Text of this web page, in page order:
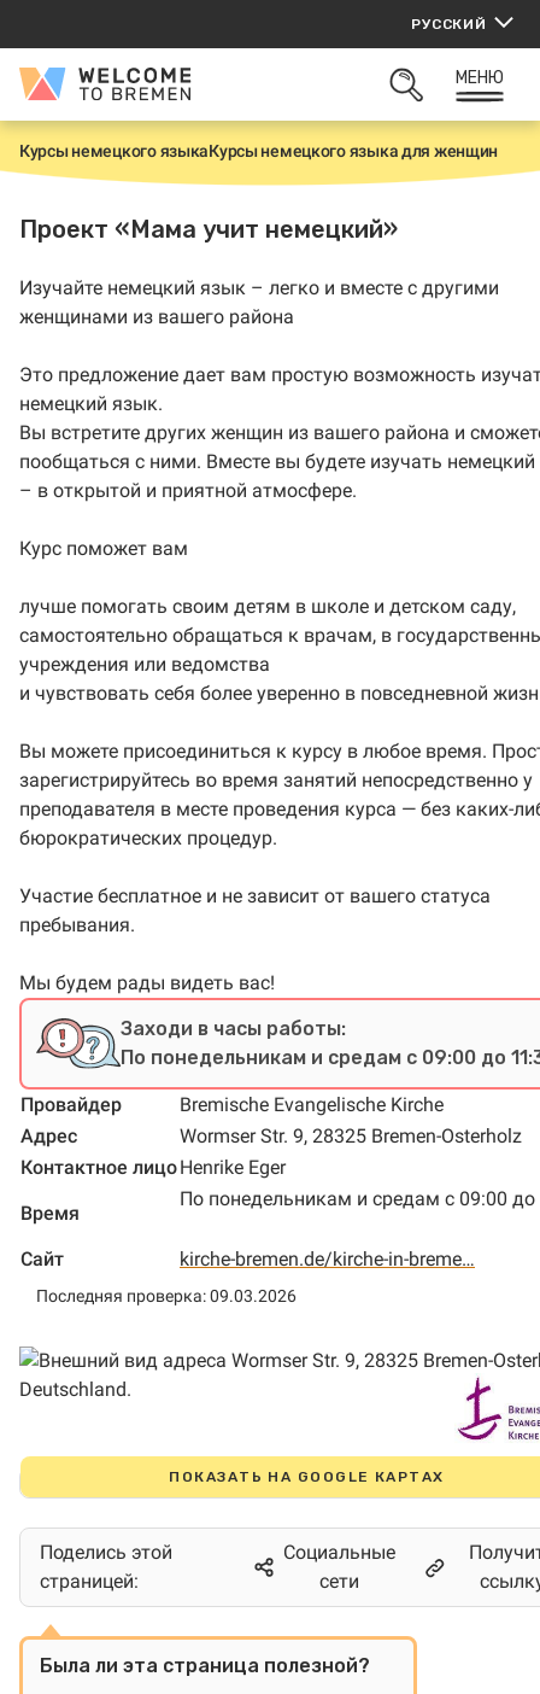
содержанию
РУССКИЙ
Welcome
ОТКРЫТЬ
МЕНЮ
Г
л
в
н
Курсы немецкого языкаКурсы немецкого языка для женщин
Проект «Мама учит немецкий»
Изучайте немецкий язык – легко и вместе с другими
женщинами из вашего района
Это предложение дает вам простую возможность
немецкий язык.
Вы встретите других женщин из вашего района и
пообщаться с ними. Вместе вы будете изучать
– в открытой и приятной атмосфере.
Курс поможет вам
лучше помогать своим детям в школе и детском саду,
самостоятельно обращаться к врачам, в
учреждения или ведомства
и чувствовать себя более уверенно в повседневной
Вы можете присоединиться к курсу в любое время.
зарегистрируйтесь во время занятий непосредственно у
преподавателя в месте проведения курса — без каких-
бюрократических процедур.
Участие бесплатное и не зависит от вашего статуса
пребывания.
Мы будем рады видеть вас!
Заходи в часы работы:
По понедельникам и средам с 09:00 до
Провайдер
Bremische Evangelische Kirche
Адрес
Wormser Str. 9, 28325 Bremen-Osterholz
Контактное лицоHenrike Eger
Время
По понедельникам и средам с 09:00 до
Сайт kirche-bremen.de/kirche-in-breme…
Последняя проверка: 09.03.2026
ПОКАЗАТЬ НА GOOGLE КАРТАХ
Поделись этой
страницей:
Социальные
сети
Была ли эта страница полезной?